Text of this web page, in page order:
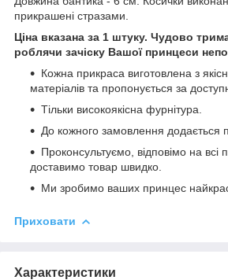
прикрашені стразами.
Ціна вказана за 1 штуку. Чудово
роблячи зачіску Вашої принцеси
Кожна прикраса виготовлена з
матеріалів та пропонується за
Тільки високоякісна фурнітура.
До кожного замовлення додається
Проконсультуємо, відповімо на всі
доставимо товар швидко.
Ми зробимо ваших принцес
Приховати
Характеристики